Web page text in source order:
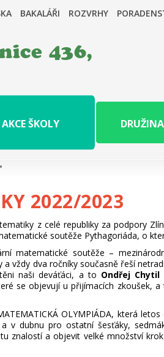
BAKALÁŘI ROZVRHY
436,
AKCE ŠKOLY
2022/2023
z celé republiky za podpory
soutěže Pythagoriáda, o
matematické soutěže –
vždy dva ročníky současně řeší
naši deváťáci, a to Ondřej Chytil
se objevují u přijímacích zkoušek,
OLYMPIÁDA, která
dubnu pro ostatní šesťáky,
znalostí a objevit velké množství